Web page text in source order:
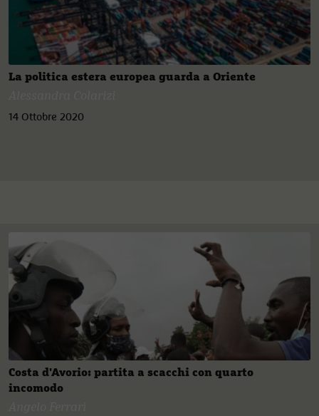
La politica estera europea guarda a Oriente
14 Ottobre 2020
Costa d'Avorio: partita a scacchi con quarto
incomodo